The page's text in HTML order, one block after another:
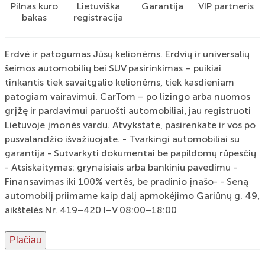
Pilnas kuro
bakas
Lietuviška
registracija
Garantija VIP partneris
Erdvė ir patogumas Jūsų kelionėms. Erdvių ir universalių
šeimos automobilių bei SUV pasirinkimas – puikiai
tinkantis tiek savaitgalio kelionėms, tiek kasdieniam
patogiam vairavimui. CarTom – po lizingo arba nuomos
grįžę ir pardavimui paruošti automobiliai, jau registruoti
Lietuvoje įmonės vardu. Atvykstate, pasirenkate ir vos po
pusvalandžio išvažiuojate. - Tvarkingi automobiliai su
garantija - Sutvarkyti dokumentai be papildomų rūpesčių
- Atsiskaitymas: grynaisiais arba bankiniu pavedimu -
Finansavimas iki 100% vertės, be pradinio įnašo- - Seną
automobilį priimame kaip dalį apmokėjimo Gariūnų g. 49,
aikštelės Nr. 419–420 I–V 08:00–18:00
Plačiau